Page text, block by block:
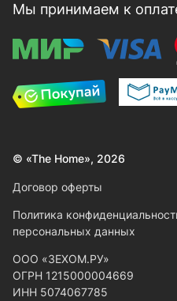
Мы принимаем к
© «The Home», 2026
Договор оферты
Политика
персональных данных
ООО «ЗЕХОМ.РУ»
ОГРН 1215000004669
ИНН 5074067785